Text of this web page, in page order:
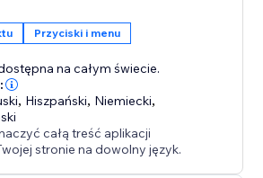
dzięki bezproblemowemu
strony.
marki – dostosuj każdy ruch i
do estetyki Twojego sklepu.
do swojej strony
Płynne przewijanie już dziś i
Przyciski i menu
na całym świecie.
, Hiszpański, Niemiecki,
całą treść aplikacji
stronie na dowolny język.